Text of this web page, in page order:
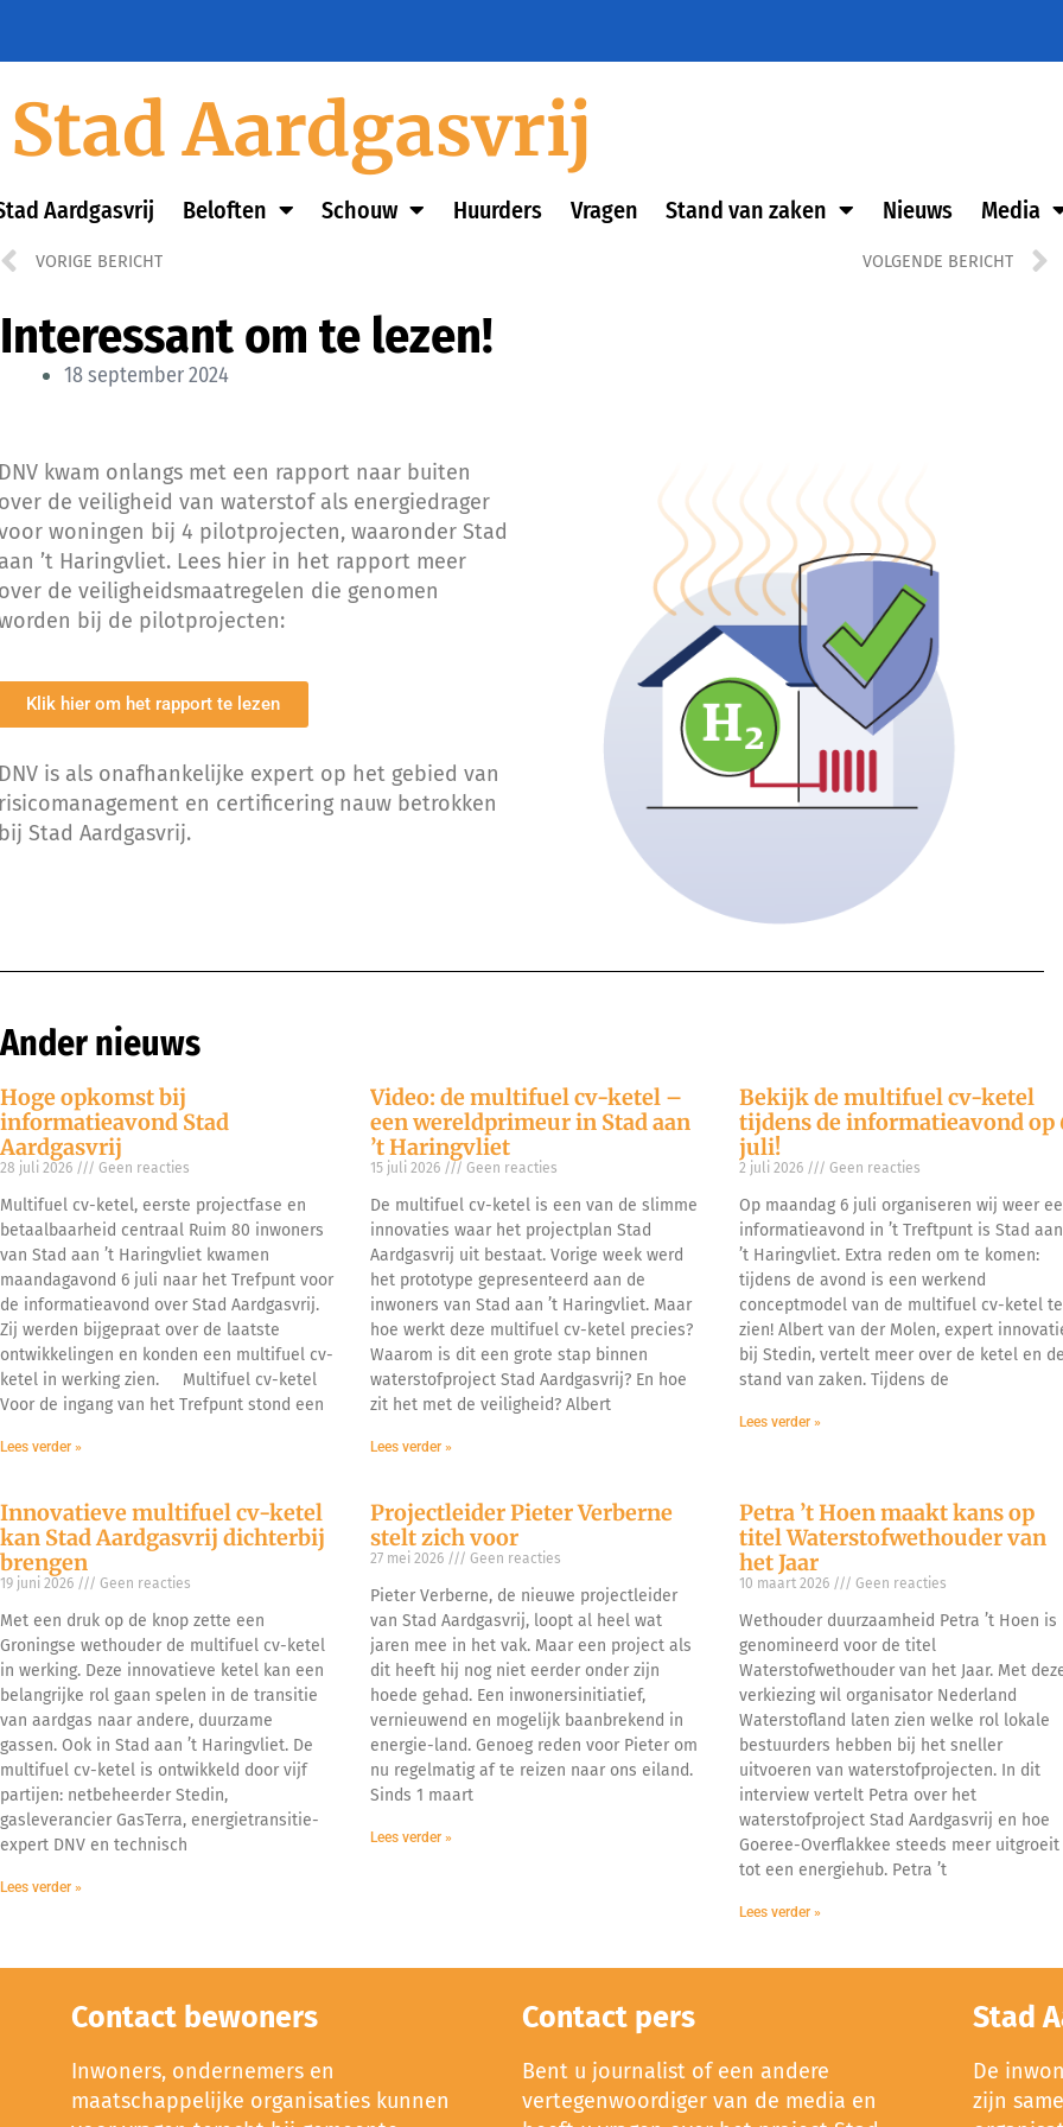
Stad Aardgasvrij
Aardgasvrij Beloften Schouw Huurders Vragen Stand van zaken Nieuws Media
VORIGE BERICHT VOLGENDE BERICHT
Interessant om te lezen!
18 september 2024
kwam onlangs met een rapport naar buiten
de veiligheid van waterstof als energiedrager
woningen bij 4 pilotprojecten, waaronder Stad
’t Haringvliet. Lees hier in het rapport meer
de veiligheidsmaatregelen die genomen
bij de pilotprojecten:
Klik hier om het rapport te lezen
is als onafhankelijke expert op het gebied van
en certificering nauw betrokken
Stad Aardgasvrij.
Ander nieuws
Hoge opkomst bij
informatieavond Stad
Aardgasvrij
28 juli 2026 Geen reacties
Multifuel cv-ketel, eerste projectfase en
betaalbaarheid centraal Ruim 80 inwoners
van Stad aan ’t Haringvliet kwamen
maandagavond 6 juli naar het Trefpunt voor
de informatieavond over Stad Aardgasvrij.
Zij werden bijgepraat over de laatste
ontwikkelingen en konden een multifuel cv-
ketel in werking zien. Multifuel cv-ketel
Voor de ingang van het Trefpunt stond een
Lees verder »
Video: de multifuel cv-ketel –
een wereldprimeur in Stad aan
’t Haringvliet
15 juli 2026 Geen reacties
De multifuel cv-ketel is een van de slimme
innovaties waar het projectplan Stad
Aardgasvrij uit bestaat. Vorige week werd
het prototype gepresenteerd aan de
inwoners van Stad aan ’t Haringvliet. Maar
hoe werkt deze multifuel cv-ketel precies?
Waarom is dit een grote stap binnen
waterstofproject Stad Aardgasvrij? En hoe
zit het met de veiligheid? Albert
Lees verder »
Bekijk de multifuel cv-ketel
tijdens de informatieavond op
juli!
2 juli 2026 Geen reacties
Op maandag 6 juli organiseren wij weer
informatieavond in ’t Treftpunt is Stad aan
’t Haringvliet. Extra reden om te komen:
tijdens de avond is een werkend
conceptmodel van de multifuel cv-ketel te
zien! Albert van der Molen, expert
bij Stedin, vertelt meer over de ketel en de
stand van zaken. Tijdens de
Lees verder »
Innovatieve multifuel cv-ketel
kan Stad Aardgasvrij dichterbij
brengen
19 juni 2026 Geen reacties
Met een druk op de knop zette een
Groningse wethouder de multifuel cv-ketel
in werking. Deze innovatieve ketel kan een
belangrijke rol gaan spelen in de transitie
van aardgas naar andere, duurzame
gassen. Ook in Stad aan ’t Haringvliet. De
multifuel cv-ketel is ontwikkeld door vijf
partijen: netbeheerder Stedin,
gasleverancier GasTerra, energietransitie-
expert DNV en technisch
Lees verder »
Projectleider Pieter Verberne
stelt zich voor
27 mei 2026 Geen reacties
Pieter Verberne, de nieuwe projectleider
van Stad Aardgasvrij, loopt al heel wat
jaren mee in het vak. Maar een project als
dit heeft hij nog niet eerder onder zijn
hoede gehad. Een inwonersinitiatief,
vernieuwend en mogelijk baanbrekend in
energie-land. Genoeg reden voor Pieter om
nu regelmatig af te reizen naar ons eiland.
Sinds 1 maart
Lees verder »
Petra ’t Hoen maakt kans op
titel Waterstofwethouder van
het Jaar
10 maart 2026 Geen reacties
Wethouder duurzaamheid Petra ’t Hoen is
genomineerd voor de titel
Waterstofwethouder van het Jaar. Met
verkiezing wil organisator Nederland
Waterstofland laten zien welke rol lokale
bestuurders hebben bij het sneller
uitvoeren van waterstofprojecten. In dit
interview vertelt Petra over het
waterstofproject Stad Aardgasvrij en hoe
Goeree-Overflakkee steeds meer uitgroeit
tot een energiehub. Petra ’t
Lees verder »
Contact bewoners
Inwoners, ondernemers en
maatschappelijke organisaties kunnen
Contact pers
Bent u journalist of een andere
vertegenwoordiger van de media en
Stad
De
zijn